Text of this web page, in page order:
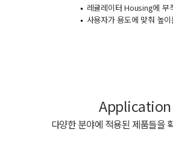
레귤레이터 Housing에 부
사용자가 용도에 맞춰 높
Application
다양한 분야에 적용된 제품들을